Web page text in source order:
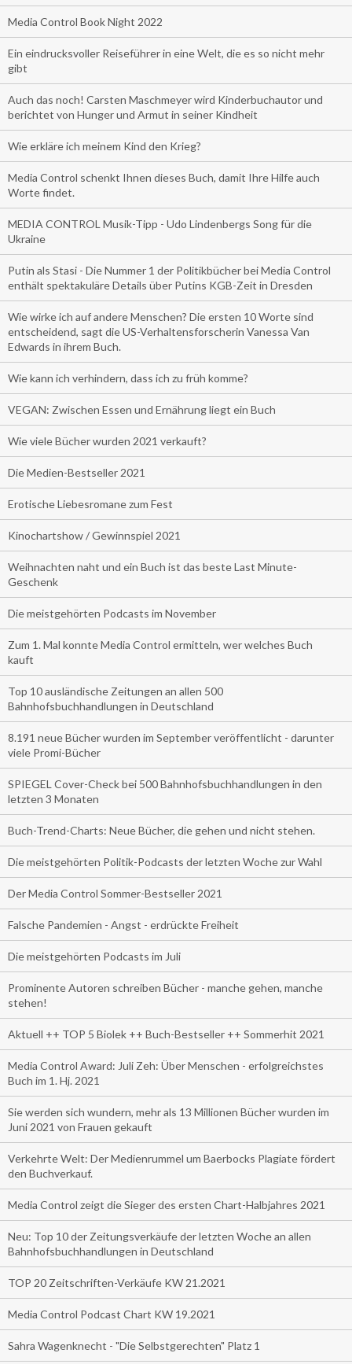
Media Control Book Night 2022
Ein eindrucksvoller Reiseführer in eine Welt, die es so nicht mehr
gibt
Auch das noch! Carsten Maschmeyer wird Kinderbuchautor und
berichtet von Hunger und Armut in seiner Kindheit
Wie erkläre ich meinem Kind den Krieg?
Media Control schenkt Ihnen dieses Buch, damit Ihre Hilfe auch
Worte findet.
MEDIA CONTROL Musik-Tipp - Udo Lindenbergs Song für die
Ukraine
Putin als Stasi - Die Nummer 1 der Politikbücher bei Media Control
enthält spektakuläre Details über Putins KGB-Zeit in Dresden
Wie wirke ich auf andere Menschen? Die ersten 10 Worte sind
entscheidend, sagt die US-Verhaltensforscherin Vanessa Van
Edwards in ihrem Buch.
Wie kann ich verhindern, dass ich zu früh komme?
VEGAN: Zwischen Essen und Ernährung liegt ein Buch
Wie viele Bücher wurden 2021 verkauft?
Die Medien-Bestseller 2021
Erotische Liebesromane zum Fest
Kinochartshow / Gewinnspiel 2021
Weihnachten naht und ein Buch ist das beste Last Minute-
Geschenk
Die meistgehörten Podcasts im November
Zum 1. Mal konnte Media Control ermitteln, wer welches Buch
kauft
Top 10 ausländische Zeitungen an allen 500
Bahnhofsbuchhandlungen in Deutschland
8.191 neue Bücher wurden im September veröffentlicht - darunter
viele Promi-Bücher
SPIEGEL Cover-Check bei 500 Bahnhofsbuchhandlungen in den
letzten 3 Monaten
Buch-Trend-Charts: Neue Bücher, die gehen und nicht stehen.
Die meistgehörten Politik-Podcasts der letzten Woche zur Wahl
Der Media Control Sommer-Bestseller 2021
Falsche Pandemien - Angst - erdrückte Freiheit
Die meistgehörten Podcasts im Juli
Prominente Autoren schreiben Bücher - manche gehen, manche
stehen!
Aktuell ++ TOP 5 Biolek ++ Buch-Bestseller ++ Sommerhit 2021
Media Control Award: Juli Zeh: Über Menschen - erfolgreichstes
Buch im 1. Hj. 2021
Sie werden sich wundern, mehr als 13 Millionen Bücher wurden im
Juni 2021 von Frauen gekauft
Verkehrte Welt: Der Medienrummel um Baerbocks Plagiate fördert
den Buchverkauf.
Media Control zeigt die Sieger des ersten Chart-Halbjahres 2021
Neu: Top 10 der Zeitungsverkäufe der letzten Woche an allen
Bahnhofsbuchhandlungen in Deutschland
TOP 20 Zeitschriften-Verkäufe KW 21.2021
Media Control Podcast Chart KW 19.2021
Sahra Wagenknecht - "Die Selbstgerechten" Platz 1